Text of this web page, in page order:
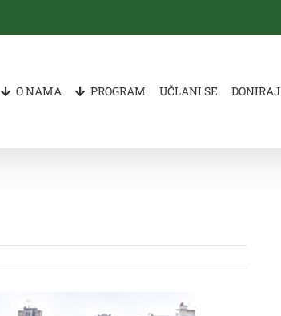
O NAMA PROGRAM UČLANI SE DONIRAJ